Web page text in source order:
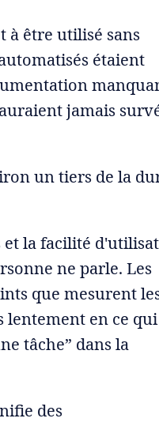
à être utilisé sans
étaient
jamais
un tiers de la
et la facilité
ne parle. Les
que mesurent
lentement en ce qui
tâche” dans la
des